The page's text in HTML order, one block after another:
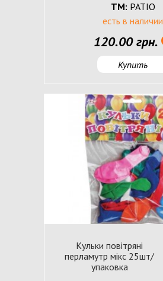
ТМ: PATIO
есть в наличии
120.00 грн.
Купить
Кульки повітряні
перламутр мікс 25шт/
упаковка